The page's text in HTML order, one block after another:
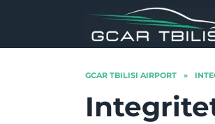
GCAR TBILISI AIRPORT »